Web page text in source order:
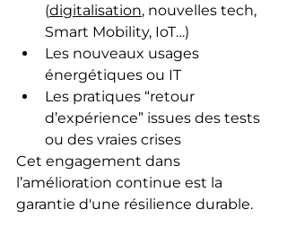
(digitalisation, nouvelles tech,
Smart Mobility, IoT…)
Les nouveaux usages
énergétiques ou IT
Les pratiques “retour
d’expérience” issues des tests
ou des vraies crises
Cet engagement dans
l’amélioration continue est la
garantie d'une résilience durable.